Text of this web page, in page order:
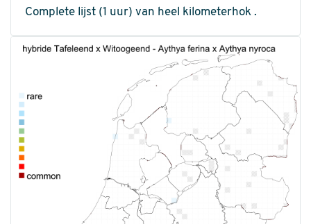
Complete lijst (1 uur) van heel kilometerhok .